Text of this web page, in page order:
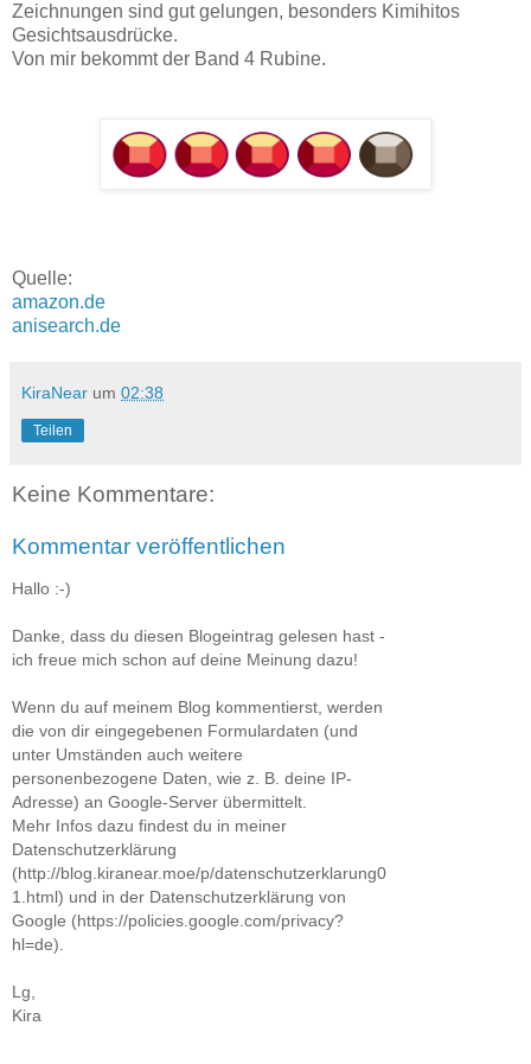
Zeichnungen sind gut gelungen, besonders Kimihitos
Gesichtsausdrücke.
Von mir bekommt der Band 4 Rubine.
Quelle:
amazon.de
anisearch.de
KiraNear um 02:38
Teilen
Keine Kommentare:
Kommentar veröffentlichen
Hallo :-)
Danke, dass du diesen Blogeintrag gelesen hast -
ich freue mich schon auf deine Meinung dazu!
Wenn du auf meinem Blog kommentierst, werden
die von dir eingegebenen Formulardaten (und
unter Umständen auch weitere
personenbezogene Daten, wie z. B. deine IP-
Adresse) an Google-Server übermittelt.
Mehr Infos dazu findest du in meiner
Datenschutzerklärung
(http://blog.kiranear.moe/p/datenschutzerklarung0
1.html) und in der Datenschutzerklärung von
Google (https://policies.google.com/privacy?
hl=de).
Lg,
Kira